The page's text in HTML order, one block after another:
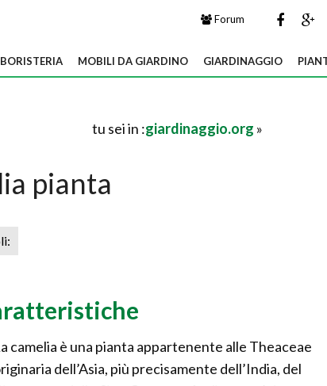
Forum
MOBILI DA GIARDINO GIARDINAGGIO
tu sei in :giardinaggio.org »
pianta
camelia è una pianta appartenente alle Theaceae
dell’Asia, più precisamente dell’India, del